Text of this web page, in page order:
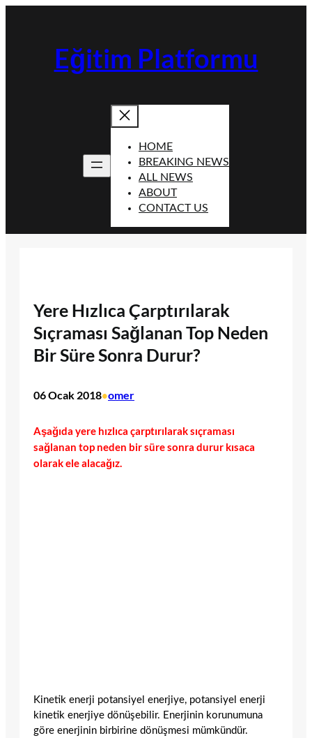
Eğitim Platformu
HOME
BREAKING NEWS
ALL NEWS
ABOUT
CONTACT US
Yere Hızlıca Çarptırılarak
Sıçraması Sağlanan Top Neden
Bir Süre Sonra Durur?
06 Ocak 2018•omer
Aşağıda yere hızlıca çarptırılarak sıçraması
sağlanan top neden bir süre sonra durur kısaca
olarak ele alacağız.
Kinetik enerji potansiyel enerjiye, potansiyel enerji
kinetik enerjiye dönüşebilir. Enerjinin korunumuna
göre enerjinin birbirine dönüşmesi mümkündür.